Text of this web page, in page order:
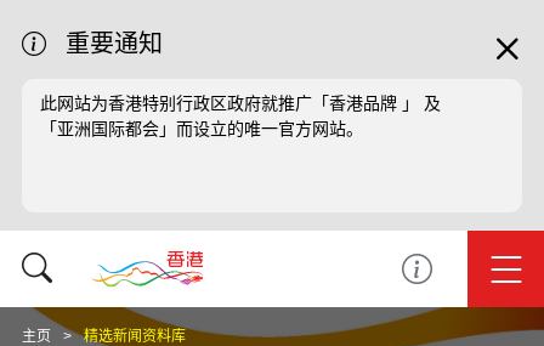
重要通知
此网站为香港特别行政区政府就推广「香港品牌 」 及
「亚洲国际都会」而设立的唯一官方网站。
主页 精选新闻资料库